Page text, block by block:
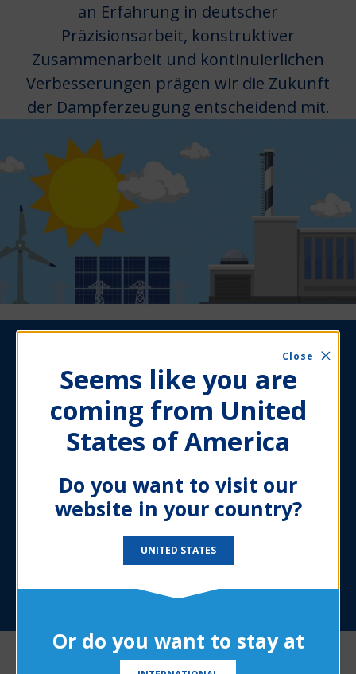
Close
Seems like you are
coming from United
States of America
Do you want to visit our
website in your country?
UNITED STATES
Or do you want to stay at
an Erfahrung in deutscher
Präzisionsarbeit, konstruktiver
Zusammenarbeit und kontinuierlichen
Verbesserungen prägen wir die Zukunft
der Dampferzeugung entscheidend mit.
STROMERZEUGUNGSINDUSTRIE VON HEUTE GERECHT
WERDEN
Höhere Zuverlässigkeit und
Flexibilität Ihrer
Kraftwerke